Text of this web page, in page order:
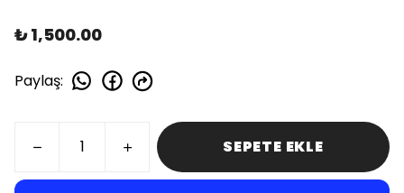
₺ 1,500.00
Paylaş:
SEPETE EKLE